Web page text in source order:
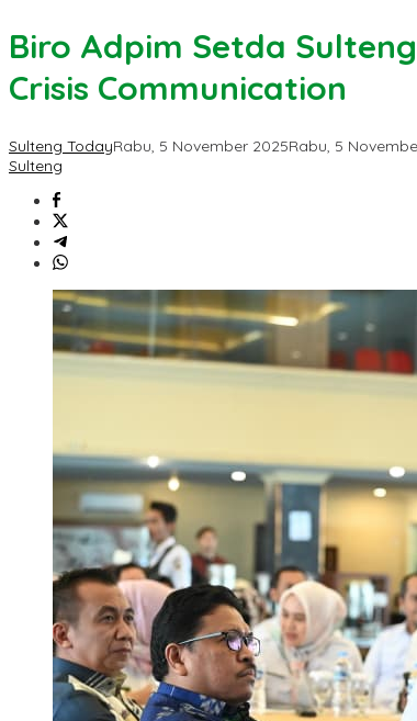
Biro Adpim Setda
Crisis Communication
Sulteng TodayRabu, 5 November 2025Rabu, 5
Sulteng